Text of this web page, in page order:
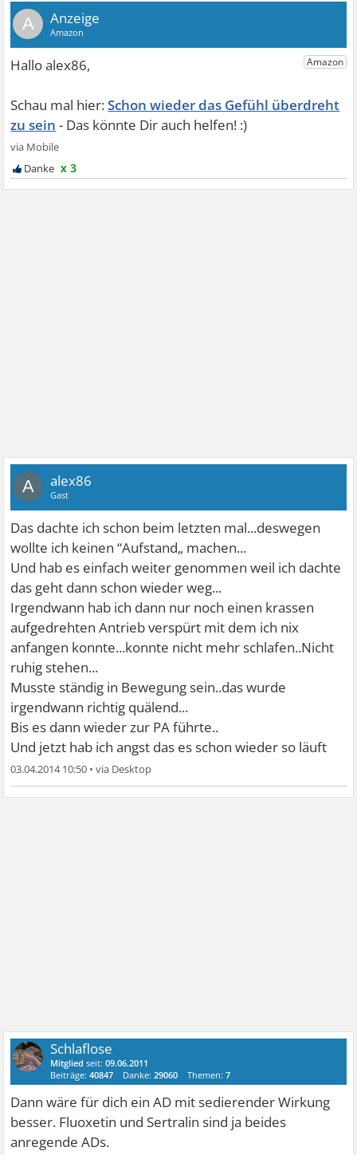
A
Schon wieder das Gefühl überdreht
zu sein
x 3
A alex86
Gast
Das dachte ich schon beim letzten mal...deswegen
wollte ich keinen “Aufstand„ machen...
Und hab es einfach weiter genommen weil ich dachte
das geht dann schon wieder weg...
Irgendwann hab ich dann nur noch einen krassen
aufgedrehten Antrieb verspürt mit dem ich nix
anfangen konnte...konnte nicht mehr schlafen..Nicht
ruhig stehen...
Musste ständig in Bewegung sein..das wurde
irgendwann richtig quälend...
Bis es dann wieder zur PA führte..
Und jetzt hab ich angst das es schon wieder so läuft
03.04.2014 10:50 •
Schlaflose
Mitglied seit:09.06.2011
Beiträge:40847 Danke:29060 Themen:7
Dann wäre für dich ein AD mit sedierender Wirkung
besser. Fluoxetin und Sertralin sind ja beides
anregende ADs.